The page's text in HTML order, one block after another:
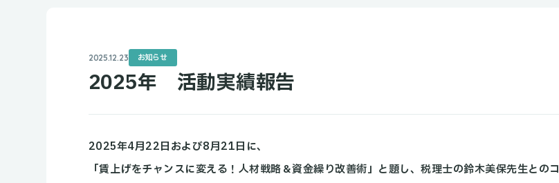
2025.12.23 お知らせ
2025年 活動実績報告
2025年4月22日および8月21日に、
「賃上げをチャンスに変える！人材戦略＆資金繰り改善術」と題し、税理士の鈴木美保先生とのコ